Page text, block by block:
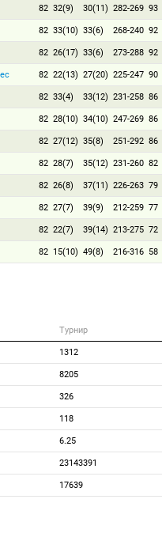
82 32(9) 30(11) 282-269 93
82 33(10) 33(6) 268-240 92
82 26(17) 33(6) 273-288 92
82 22(13) 27(20) 225-247 90
82 33(4) 33(12) 231-258 86
82 28(10) 34(10) 247-269 86
82 27(12) 35(8) 251-292 86
82 28(7) 35(12) 231-260 82
82 26(8) 37(11) 226-263 79
82 27(7) 39(9) 212-259 77
82 22(7) 39(14) 213-275 72
82 15(10) 49(8) 216-316 58
Турнир
1312
8205
326
118
6.25
23143391
17639